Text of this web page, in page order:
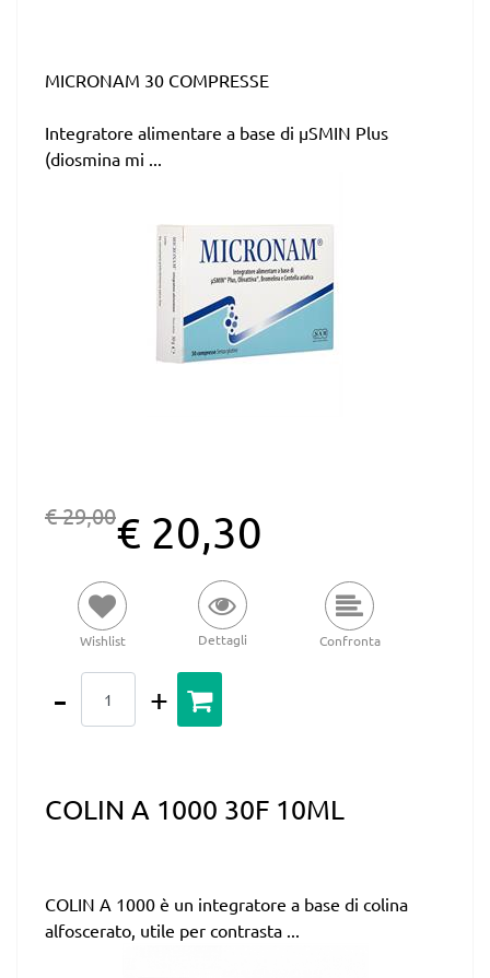
MICRONAM 30 COMPRESSE
Integratore alimentare a base di µSMIN Plus
(diosmina mi ...
€ 29,00€ 20,30
Wishlist Dettagli Confronta
COLIN A 1000 30F 10ML
COLIN A 1000 è un integratore a base di colina
alfoscerato, utile per contrasta ...